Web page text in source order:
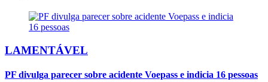
LAMENTÁVEL
PF divulga parecer sobre acidente Voepass e indicia 16 pessoas